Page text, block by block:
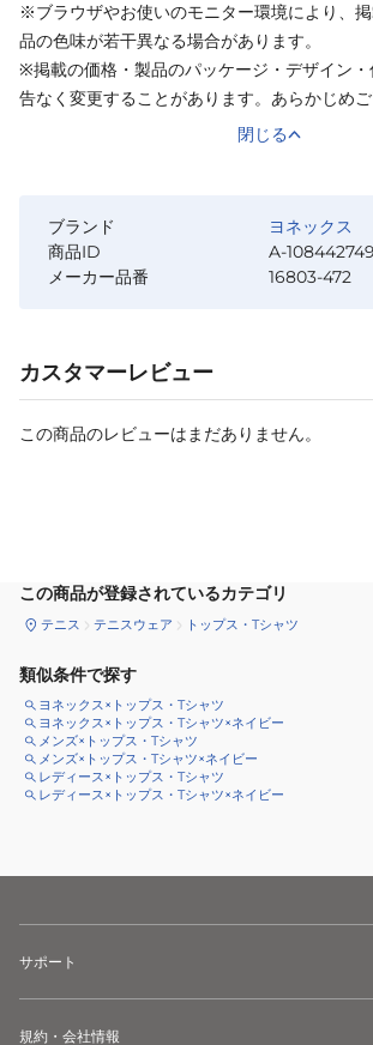
※ブラウザやお使いのモニター環境により、
品の色味が若干異なる場合があります。
※掲載の価格・製品のパッケージ・デザイン
告なく変更することがあります。あらかじめご
閉じる
ブランド
ヨネックス
商品ID
A-
メーカー品番
16803-472
カスタマーレビュー
この商品のレビューはまだありません。
この商品が登録されているカテゴリ
テニス テニスウェア トップス・Tシャツ
類似条件で探す
ヨネックス×トップス・Tシャツ
ヨネックス×トップス・Tシャツ×ネイビー
メンズ×トップス・Tシャツ
メンズ×トップス・Tシャツ×ネイビー
レディース×トップス・Tシャツ
レディース×トップス・Tシャツ×ネイビー
サポート
規約・会社情報